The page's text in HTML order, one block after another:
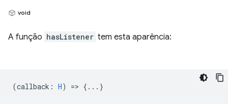
void
A função hasListener tem esta aparência:
(callback : H) => {...}